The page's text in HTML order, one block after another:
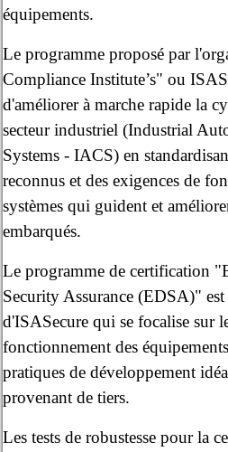
équipements.
Le programme proposé par
Compliance Institute’s" ou
d'améliorer à marche rapide la
secteur industriel (Industrial
Systems - IACS) en
reconnus et des exigences de
systèmes qui guident et
embarqués.
Le programme de certification
Security Assurance (EDSA)"
d'ISASecure qui se focalise sur
fonctionnement des
pratiques de développement
provenant de tiers.
Les tests de robustesse pour la